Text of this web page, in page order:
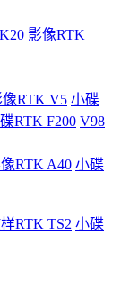
影像RTK
像RTK V5 小碟
RTK F200 V98
RTK A40 小碟
RTK TS2 小碟